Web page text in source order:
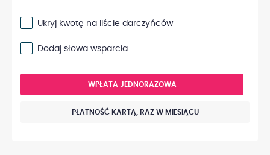
Ukryj kwotę na liście darczyńców
Dodaj słowa wsparcia
WPŁATA JEDNORAZOWA
PŁATNOŚĆ KARTĄ, RAZ W MIESIĄCU